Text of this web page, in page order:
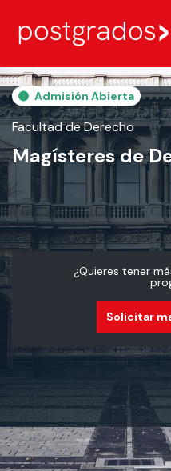
Admisión Abierta
Facultad de Derecho
Magísteres de
¿Quieres tener
Solicitar